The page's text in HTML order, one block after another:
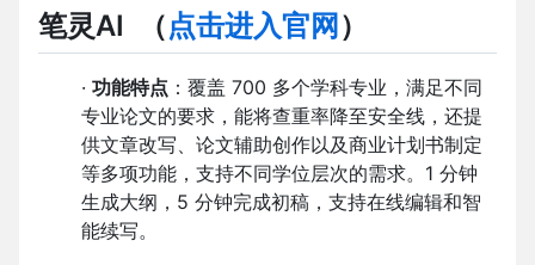
笔灵AI （点击进入官网 ）
· 功能特点 ：覆盖 700 多个学科专业，满足不同
专业论文的要求，能将查重率降至安全线，还提
供文章改写、论文辅助创作以及商业计划书制定
等多项功能，支持不同学位层次的需求。1 分钟
生成大纲，5 分钟完成初稿，支持在线编辑和智
能续写。